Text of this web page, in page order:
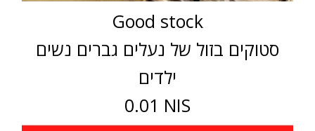
Good stock
סטוקים בזול של נעלים גברים נשים
ילדים
0.01 NIS